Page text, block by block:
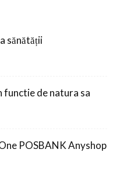
sănătății
functie de natura sa
POSBANK Anyshop